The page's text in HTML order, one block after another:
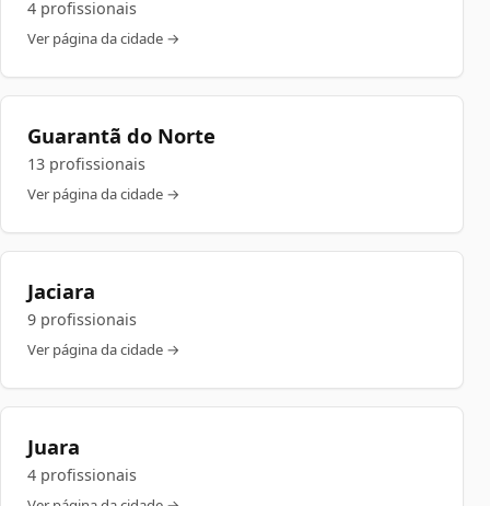
4 profissionais
Ver página da cidade →
Guarantã do Norte
13 profissionais
Ver página da cidade →
Jaciara
9 profissionais
Ver página da cidade →
Juara
4 profissionais